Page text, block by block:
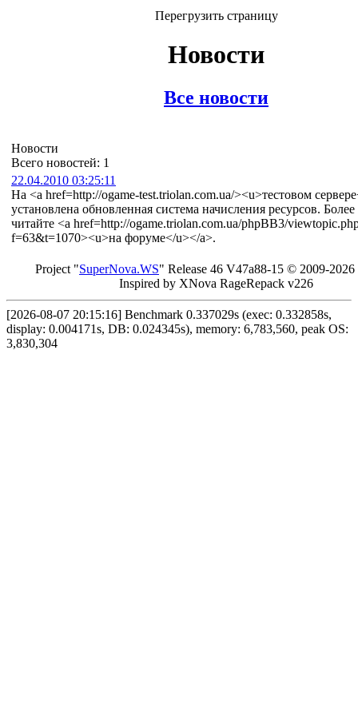
Перегрузить страницу
Новости
Все новости
Новости
Всего новостей: 1
22.04.2010 03:25:11
На <a href=http://ogame-test.triolan.com.ua/><u>тестовом
установлена обновленная система начисления ресурсов.
читайте <a href=http://ogame.triolan.com.ua/phpBB3/
f=63&t=1070><u>на форуме</u></a>.
Project "SuperNova.WS" Release 46 V47a88-15 © 2009-2026
Inspired by XNova RageRepack v226
[2026-08-07 20:15:16] Benchmark 0.337029s (exec: 0.332858s,
display: 0.004171s, DB: 0.024345s), memory: 6,783,560, peak OS:
3,830,304